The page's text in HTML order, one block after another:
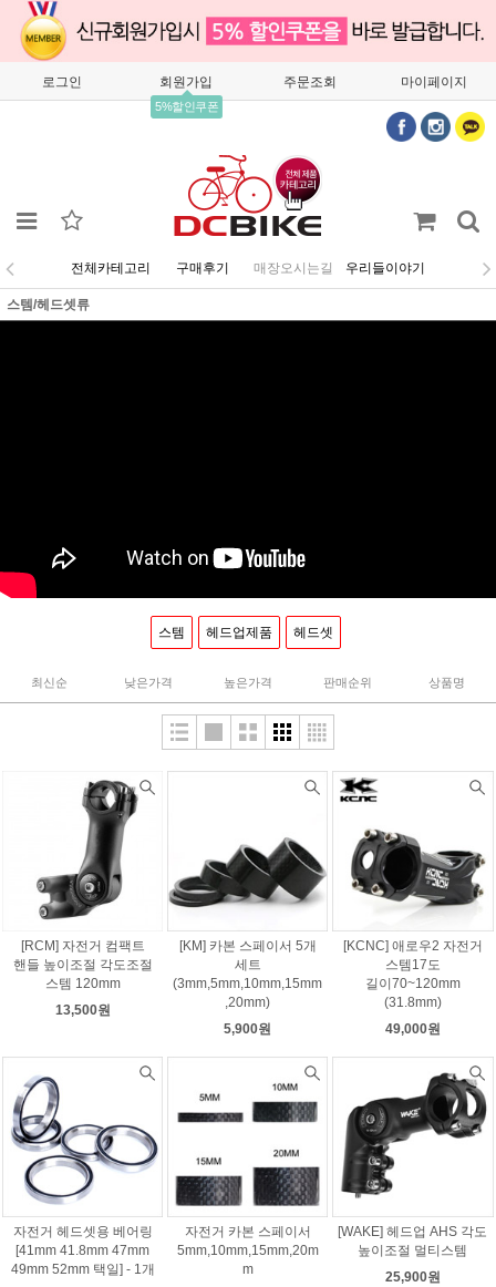
로그인 회원가입
5%할인쿠폰
주문조회 마이페이지
전체카테고리 구매후기 매장오시는길 우리들이야기
스템/헤드셋류
스템 헤드업제품 헤드셋
최신순 낮은가격 높은가격 판매순위 상품명
[RCM] 자전거 컴팩트
핸들 높이조절 각도조절
스템 120mm
13,500원
[KM] 카본 스페이서 5개
세트
(3mm,5mm,10mm,15mm
,20mm)
5,900원
[KCNC] 애로우2 자전거
스템17도
길이70~120mm
(31.8mm)
49,000원
자전거 헤드셋용 베어링
[41mm 41.8mm 47mm
49mm 52mm 택일] - 1개
자전거 카본 스페이서
5mm,10mm,15mm,20m
m
[WAKE] 헤드업 AHS 각도
높이조절 멀티스템
25,900원